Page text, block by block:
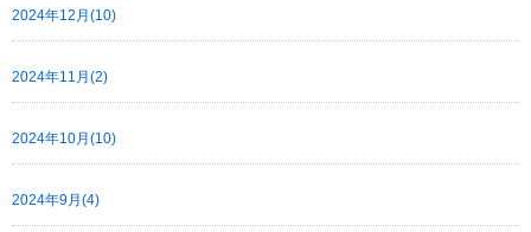
2024年12月(10)
2024年11月(2)
2024年10月(10)
2024年9月(4)